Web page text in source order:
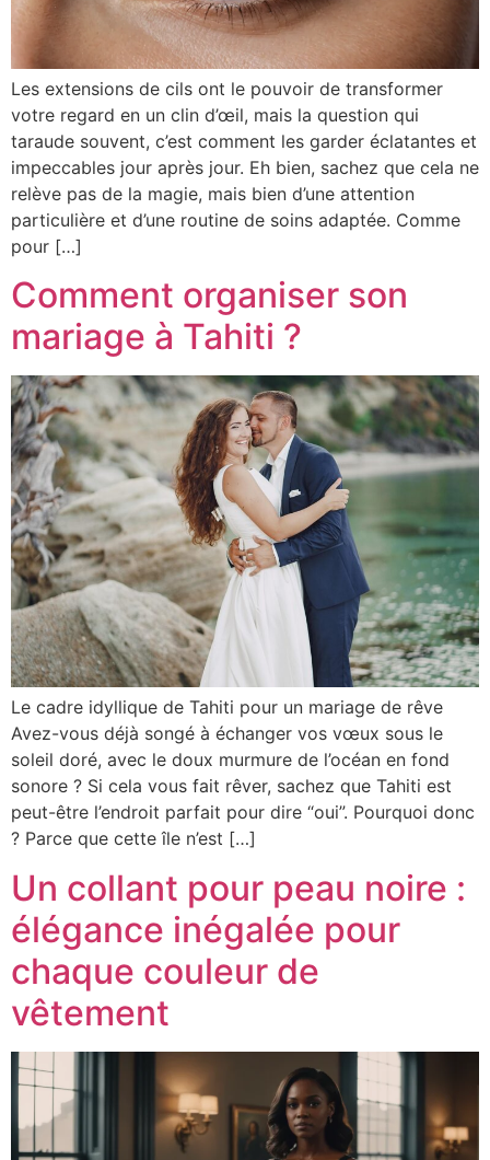
Les extensions de cils ont le pouvoir de transformer
votre regard en un clin d’œil, mais la question qui
taraude souvent, c’est comment les garder éclatantes et
impeccables jour après jour. Eh bien, sachez que cela ne
relève pas de la magie, mais bien d’une attention
particulière et d’une routine de soins adaptée. Comme
pour […]
Comment organiser son
mariage à Tahiti ?
Le cadre idyllique de Tahiti pour un mariage de rêve
Avez-vous déjà songé à échanger vos vœux sous le
soleil doré, avec le doux murmure de l’océan en fond
sonore ? Si cela vous fait rêver, sachez que Tahiti est
peut-être l’endroit parfait pour dire “oui”. Pourquoi donc
? Parce que cette île n’est […]
Un collant pour peau noire :
élégance inégalée pour
chaque couleur de
vêtement